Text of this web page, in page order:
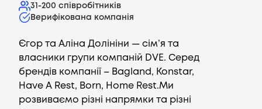
31-200 співробітників
Верифікована компанія
Єгор та Аліна Долініни — сім’я та
власники групи компаній DVE. Серед
брендів компанії – Bagland, Konstar,
Have A Rest, Born, Home Rest.Ми
розвиваємо різні напрямки та різні